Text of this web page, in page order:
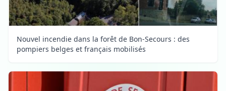
Nouvel incendie dans la forêt de Bon-Secours : des
pompiers belges et français mobilisés